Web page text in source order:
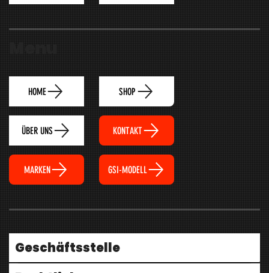
HOME SHOP
ÜBER UNS KONTAKT
MARKEN GSI-MODELL
Geschäftsstelle